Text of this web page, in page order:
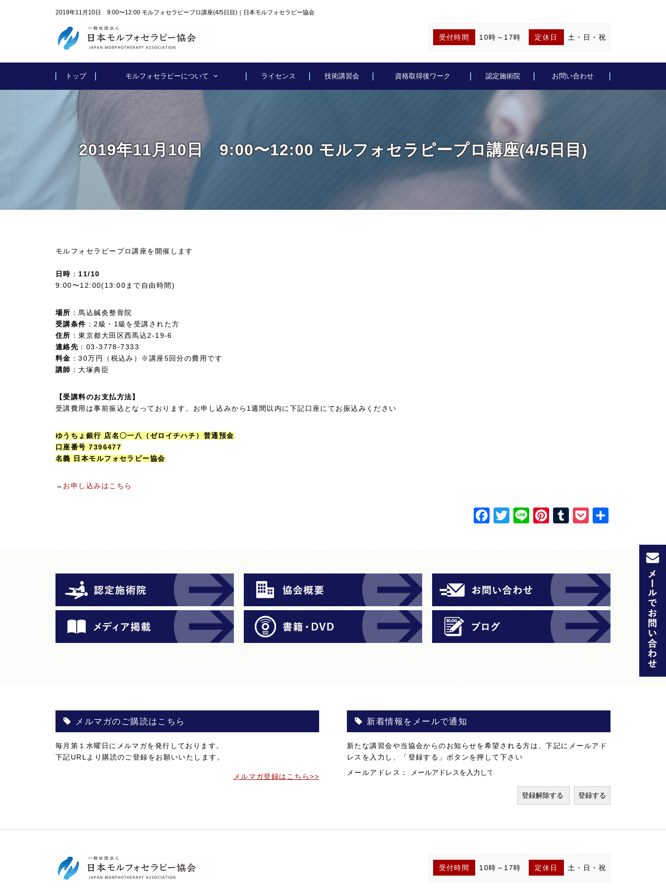
2019年11月10日 9:00〜12:00 モルフォセラピープロ講座(4/5日目)｜日本モルフォセラピー協会
受付時間 10時～17時 定休日 土・日・祝
トップ モルフォセラピーについて ライセンス 技術講習会 資格取得後ワーク 認定施術院 お問い合わせ
2019年11月10日 9:00〜12:00 モルフォセラピープロ講座(4/5日目)
モルフォセラピープロ講座を開催します
日時 ： 11/10
9:00〜12:00(13:00まで自由時間)
場所 ：馬込鍼灸整骨院
受講条件 ：2級・1級を受講された方
住所 ：東京都大田区西馬込2-19-6
連絡先 ：03-3778-7333
料金 ：30万円（税込み）※講座5回分の費用です
講師 ：大塚典臣
【受講料のお支払方法】
受講費用は事前振込となっております。お申し込みから1週間以内に下記口座にてお振込みください
ゆうちょ銀行 店名〇一八（ゼロイチハチ）普通預金
口座番号 7396477
名義 日本モルフォセラピー協会
→ お申し込みはこちら
F
b
o
o
k
T Li
Pi
st
T
r
P
et
メルマガのご購読はこちら
毎月第１水曜日にメルマガを発行しております。
下記URLより購読のご登録をお願いいたします。
メルマガ登録はこちら>>
新着情報をメールで通知
新たな講習会や当協会からのお知らせを希望される方は、下記にメールアド
レスを入力し、「登録する」ボタンを押して下さい
メールアドレス：
受付時間 10時～17時 定休日 土・日・祝